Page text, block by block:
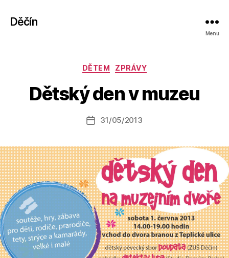
Děčín
Menu
Rubriky
DĚTEM ZPRÁVY
Dětský den v muzeu
Autor
příspěvku
A
u
o
a
s
o
Datum
31/05/2013